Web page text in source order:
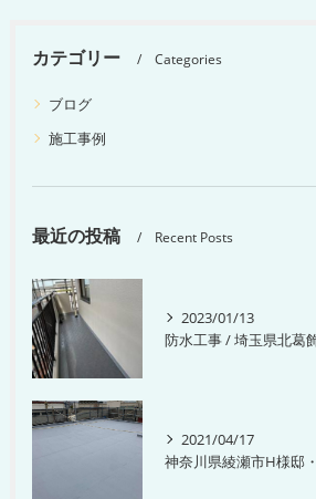
カテゴリー Categories
ブログ
施工事例
最近の投稿 Recent Posts
2023/01/13
防水工事 / 埼玉県北葛
2021/04/17
神奈川県綾瀬市H様邸